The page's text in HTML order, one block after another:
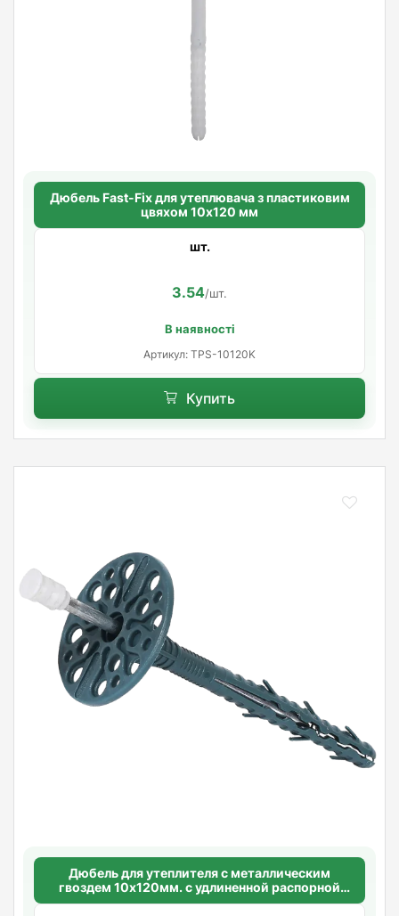
Дюбель Fast-Fix для утеплювача з пластиковим
цвяхом 10х120 мм
шт.
3.54/шт.
В наявності
Артикул: TРS-10120K
Купить
Дюбель для утеплителя с металлическим
гвоздем 10х120мм. с удлиненной распорной
базой Standart